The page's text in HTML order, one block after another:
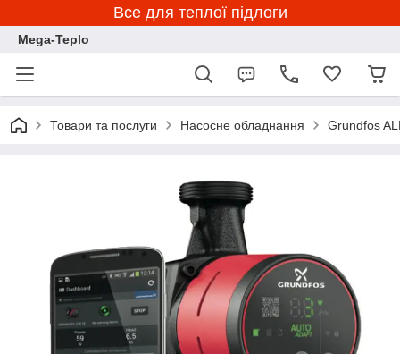
Все для теплої підлоги
Mega-Teplo
Товари та послуги Насосне обладнання Grundfos